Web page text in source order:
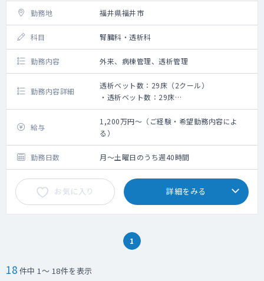
勤務地 福井県福井市
科目 腎臓科・透析科
勤務内容 外来、病棟管理、透析管理
勤務内容詳細
透析ベット数：29床（2クール）
・透析ベット数：29床
・スケジュール：２クール
透析センター業務を中心にご担当いただける
先生を探しています。
給与
1,200万円～（ご経験・希望勤務内容によ
る）
勤務日数 月～土曜日のうち週40時間
お気に入り 詳細をみる
1
18 件中 1～ 18件を表示